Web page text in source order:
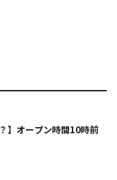
】オープン時間10時前